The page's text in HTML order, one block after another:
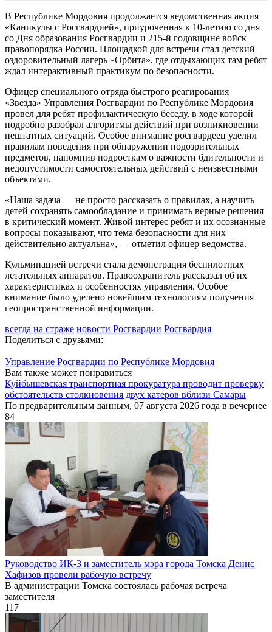
В Республике Мордовия продолжается ведомственная акция
«Каникулы с Росгвардией», приуроченная к 10-летию со дня
со Дня образования Росгвардии и 215-й годовщине войск
правопорядка России. Площадкой для встречи стал детский
оздоровительный лагерь «Орбита», где отдыхающих там ребят
ждал интерактивный практикум по безопасности.
Офицер специального отряда быстрого реагирования
«Звезда» Управления Росгвардии по Республике Мордовия
провел для ребят профилактическую беседу, в ходе которой
подробно разобрал алгоритмы действий при возникновении
нештатных ситуаций. Особое внимание росгвардеец уделил
правилам поведения при обнаружении подозрительных
предметов, напомнив подросткам о важности бдительности и
недопустимости самостоятельных действий с неизвестными
объектами.
«Наша задача — не просто рассказать о правилах, а научить
детей сохранять самообладание и принимать верные решения
в критический момент. Живой интерес ребят и их осознанные
вопросы показывают, что тема безопасности для них
действительно актуальна», — отметил офицер ведомства.
Кульминацией встречи стала демонстрация беспилотных
летательных аппаратов. Правоохранитель рассказал об их
характеристиках и особенностях управления. Особое
внимание было уделено новейшим технологиям получения
геопространственной информации.
всегда на страже новости Росгвардии Росгвардия
Поделиться с друзьями:
Управление Росгвардии по Республике Мордовия
Вам также может понравиться
Куйбышевская транспортная прокуратура проводит проверку
обстоятельств столкновения двух катеров вблизи Самары
По предварительным данным, 07 августа 2026 года в вечернее
84
Руководство ИК-3 и заместитель мэра города Томска Денис
Хафизов провели рабочую встречу
В администрации Томска состоялась рабочая встреча
заместителя
117